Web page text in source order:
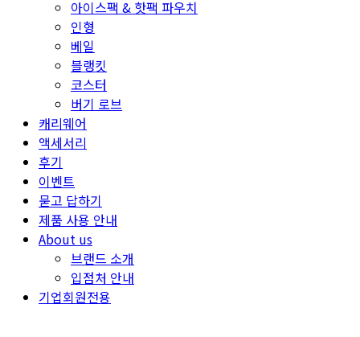
아이스팩 & 핫팩 파우치
인형
베일
블랭킷
코스터
버기 로브
캐리웨어
액세서리
후기
이벤트
묻고 답하기
제품 사용 안내
About us
브랜드 소개
입점처 안내
기업회원전용